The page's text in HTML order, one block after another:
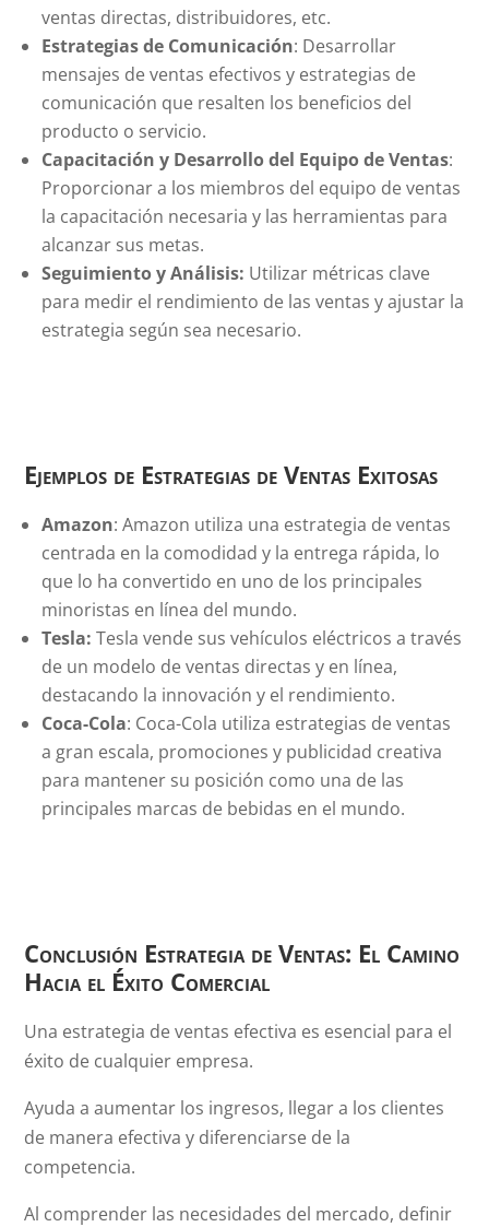
ventas directas, distribuidores, etc.
Estrategias de Comunicación: Desarrollar
mensajes de ventas efectivos y estrategias de
comunicación que resalten los beneficios del
producto o servicio.
Capacitación y Desarrollo del Equipo de Ventas:
Proporcionar a los miembros del equipo de ventas
la capacitación necesaria y las herramientas para
alcanzar sus metas.
Seguimiento y Análisis: Utilizar métricas clave
para medir el rendimiento de las ventas y ajustar la
estrategia según sea necesario.
Ejemplos de Estrategias de Ventas Exitosas
Amazon: Amazon utiliza una estrategia de ventas
centrada en la comodidad y la entrega rápida, lo
que lo ha convertido en uno de los principales
minoristas en línea del mundo.
Tesla: Tesla vende sus vehículos eléctricos a través
de un modelo de ventas directas y en línea,
destacando la innovación y el rendimiento.
Coca-Cola: Coca-Cola utiliza estrategias de ventas
a gran escala, promociones y publicidad creativa
para mantener su posición como una de las
principales marcas de bebidas en el mundo.
Conclusión Estrategia de Ventas: El Camino
Hacia el Éxito Comercial
Una estrategia de ventas efectiva es esencial para el
éxito de cualquier empresa.
Ayuda a aumentar los ingresos, llegar a los clientes
de manera efectiva y diferenciarse de la
competencia.
Al comprender las necesidades del mercado, definir